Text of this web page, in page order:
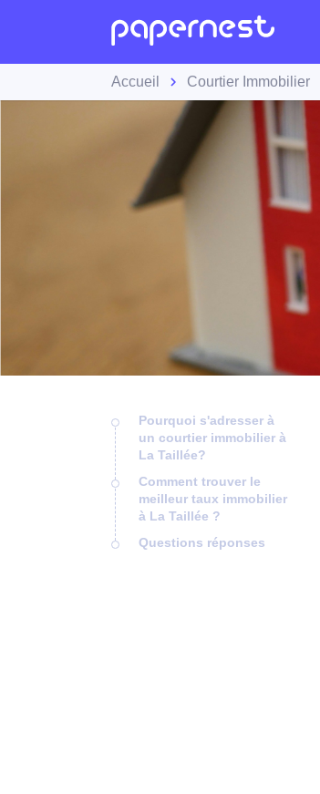
Accueil Courtier Immobilier
Pourquoi s'adresser à
un courtier immobilier à
La Taillée?
Comment trouver le
meilleur taux immobilier
à La Taillée ?
Questions réponses